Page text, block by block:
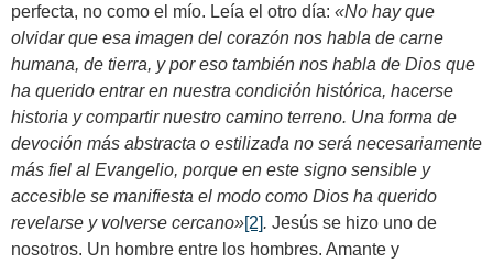
perfecta, no como el mío. Leía el otro día: «No hay que
olvidar que esa imagen del corazón nos habla de carne
humana, de tierra, y por eso también nos habla de Dios que
ha querido entrar en nuestra condición histórica, hacerse
historia y compartir nuestro camino terreno. Una forma de
devoción más abstracta o estilizada no será necesariamente
más fiel al Evangelio, porque en este signo sensible y
accesible se manifiesta el modo como Dios ha querido
revelarse y volverse cercano»[2]. Jesús se hizo uno de
nosotros. Un hombre entre los hombres. Amante y